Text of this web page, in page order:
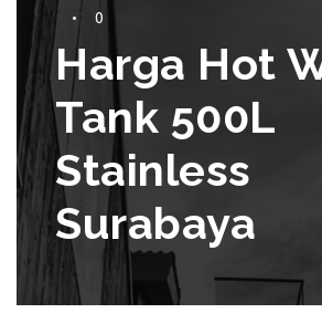
•
0
Harga Hot
Tank 500L
Stainless
Surabaya